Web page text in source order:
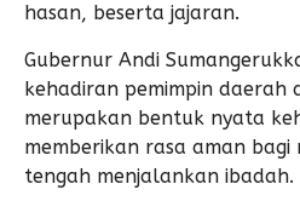
hasan, beserta jajaran.
Gubernur Andi
kehadiran pemimpin daerah
merupakan bentuk nyata
memberikan rasa aman bagi
tengah menjalankan ibadah.